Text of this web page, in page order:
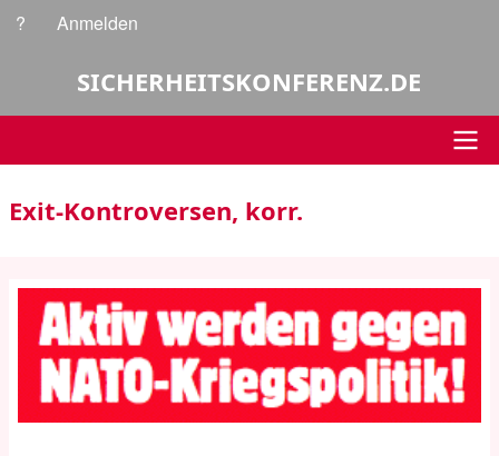
Direkt
Benutzermenü
? Anmelden
SICHERHEITSKONFERENZ.DE
Hauptnavigation
Exit-Kontroversen, korr.